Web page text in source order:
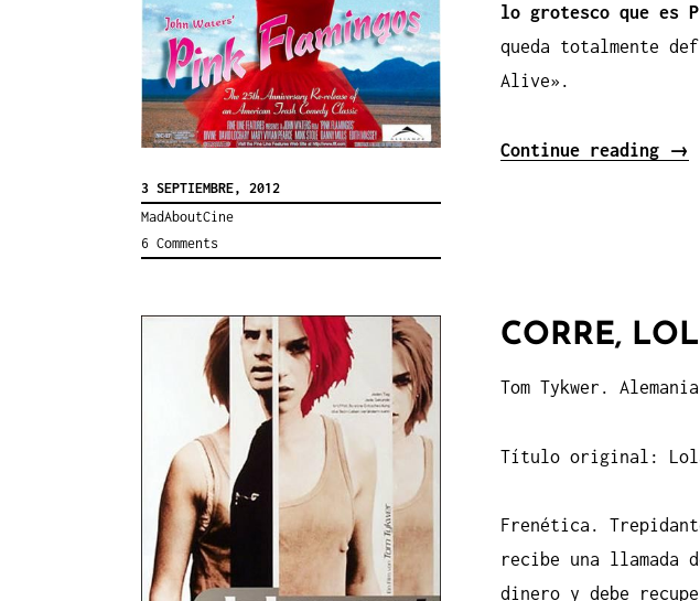
3 SEPTIEMBRE, 2012
MadAboutCine
6 Comments
lo grotesco que es
queda totalmente
Alive».
Continue reading →
CORRE,
Tom Tykwer.
Título original:
Frenética.
recibe una llamada
dinero y debe